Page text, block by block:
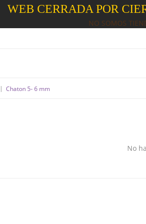
WEB CERRADA POR
NO SOMOS
| Chaton 5- 6 mm
No